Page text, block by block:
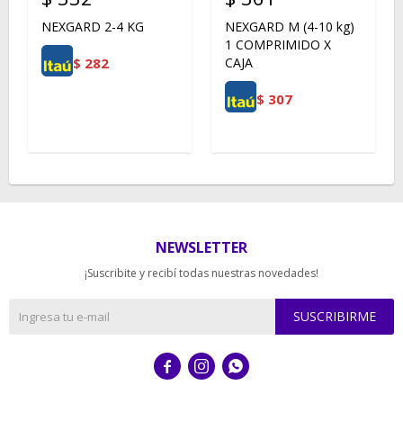
NEXGARD 2-4 KG
$ 282
NEXGARD M (4-10 kg)
1 COMPRIMIDO X
CAJA
$ 307
NEWSLETTER
¡Suscribite y recibí todas nuestras novedades!
SUSCRIBIRME
  